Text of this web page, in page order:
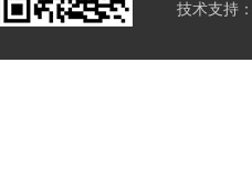
技术支持：